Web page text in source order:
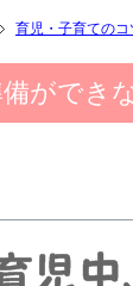
育児・子育ての
ができ